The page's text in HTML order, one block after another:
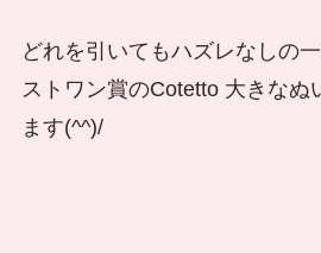
どれを引いてもハズレなしの
ストワン賞のCotetto 大きなぬ
ます(^^)/